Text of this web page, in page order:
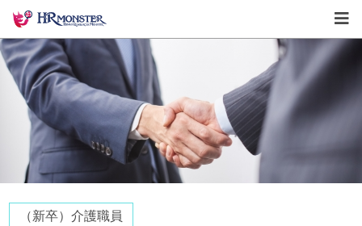
（新卒）介護職員